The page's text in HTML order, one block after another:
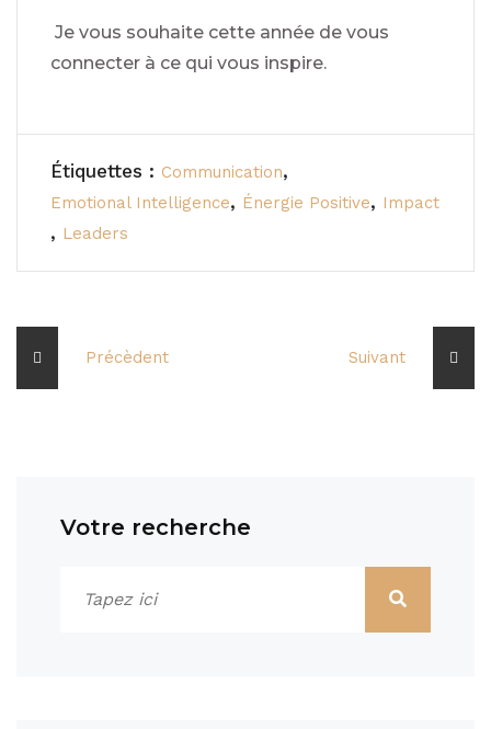
Je vous souhaite cette année de vous
connecter à ce qui vous inspire.
Étiquettes : Communication,
Emotional Intelligence, Énergie Positive, Impact
, Leaders
Précèdent Suivant
Votre recherche